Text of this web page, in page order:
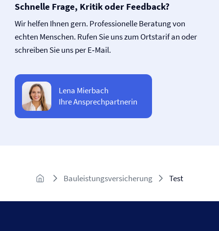
Schnelle Frage, Kritik oder Feedback?
Wir helfen Ihnen gern. Professionelle Beratung von
echten Menschen. Rufen Sie uns zum Ortstarif an oder
schreiben Sie uns per E‑Mail.
Lena Mierbach
Ihre Ansprechpartnerin
Bauleistungsversicherung Test